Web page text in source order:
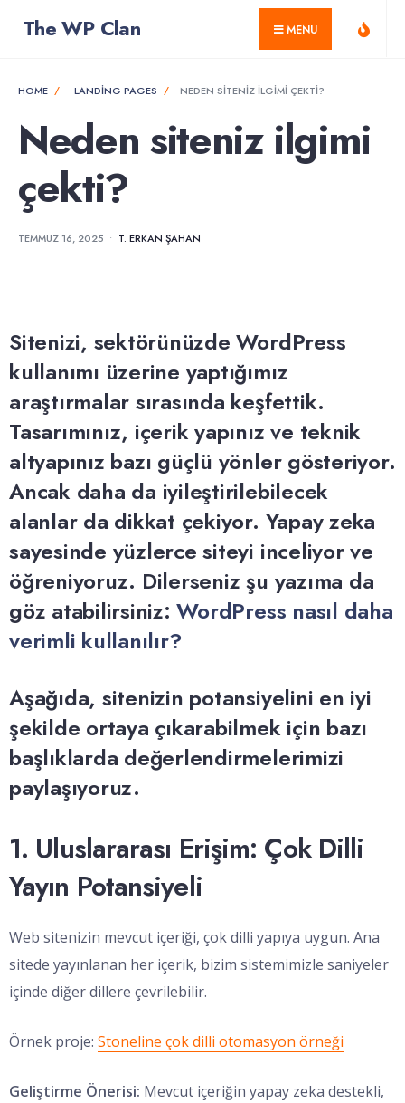
The WP Clan MENU
HOME LANDING PAGES NEDEN SITENIZ ILGIMI ÇEKTI?
Neden siteniz ilgimi
çekti?
TEMMUZ 16, 2025 • T. ERKAN ŞAHAN
Sitenizi, sektörünüzde WordPress
kullanımı üzerine yaptığımız
araştırmalar sırasında keşfettik.
Tasarımınız, içerik yapınız ve teknik
altyapınız bazı güçlü yönler gösteriyor.
Ancak daha da iyileştirilebilecek
alanlar da dikkat çekiyor. Yapay zeka
sayesinde yüzlerce siteyi inceliyor ve
öğreniyoruz. Dilerseniz şu yazıma da
göz atabilirsiniz:WordPress nasıl daha
verimli kullanılır?
Aşağıda, sitenizin potansiyelini en iyi
şekilde ortaya çıkarabilmek için bazı
başlıklarda değerlendirmelerimizi
paylaşıyoruz.
1. Uluslararası Erişim: Çok Dilli
Yayın Potansiyeli
Web sitenizin mevcut içeriği, çok dilli yapıya uygun. Ana
sitede yayınlanan her içerik, bizim sistemimizle saniyeler
içinde diğer dillere çevrilebilir.
Örnek proje: Stoneline çok dilli otomasyon örneği
Geliştirme Önerisi: Mevcut içeriğin yapay zeka destekli,